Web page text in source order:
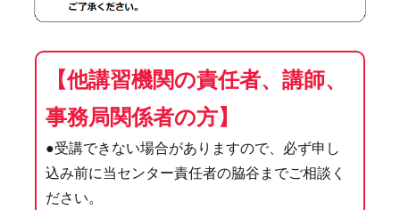
【他講習機関の責任者、講師、
事務局関係者の方】
●受講できない場合がありますので、必ず申し
込み前に当センター責任者の脇谷までご相談く
ださい。